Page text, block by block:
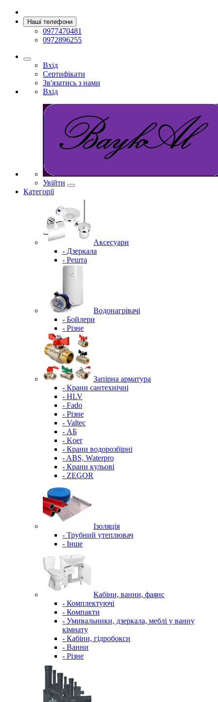
Наші телефони
0977470481
0972896255
Вхід
Сертифікати
Зв'язатись з нами
Вхід
Увійти
Категорії
Аксесуари
- Дзеркала
- Решта
Водонагрівачі
- Бойлери
- Різне
Запірна арматура
- Крани сантехнічні
- HLV
- Fado
- Різне
- Valtec
- АБ
- Koer
- Крани водорозбірні
- ABS, Waterpro
- Крани кульові
- ZEGOR
Ізоляція
- Трубний утеплювач
- Інше
Кабіни, ванни, фаянс
- Комплектуючі
- Компакти
- Умивальники, дзеркала, меблі у ванну
кімнату
- Кабіни, гідробокси
- Ванни
- Різне